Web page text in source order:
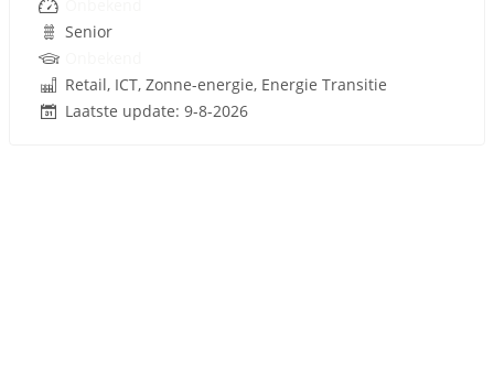
Senior
Retail, ICT, Zonne-energie, Energie Transitie
Laatste update: 9-8-2026